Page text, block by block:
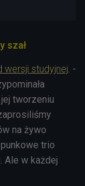
szał
wersji studyjnej. -
tworzeniu
na żywo
trio
Ale w każdej